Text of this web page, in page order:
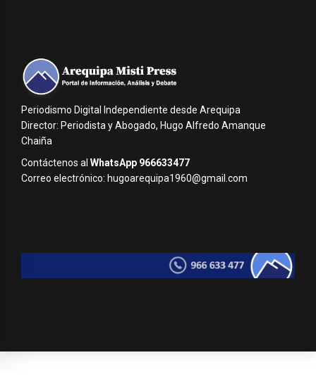
Periodismo Digital Independiente desde Arequipa
Director: Periodista y Abogado, Hugo Alfredo Amanque
Chaiña
Contáctenos al WhatsApp 966633477
Correo electrónico: hugoarequipa1960@gmail.com